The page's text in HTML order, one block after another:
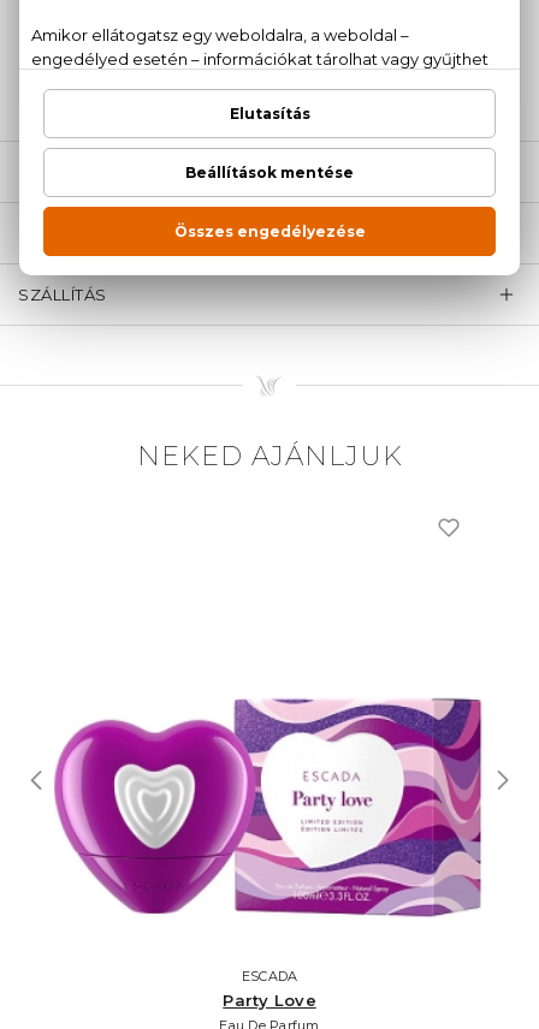
Kérdésed van, elakadtál? Hívd ügyfélszolgálatunkat:
20 779 1924
SZÁLLÍTÁS
NEKED AJÁNLJUK
ESCADA
Party Love
Eau De Parfum